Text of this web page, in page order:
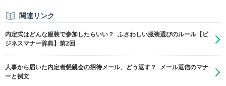
関連リンク
内定式はどんな服装で参加したらいい？ ふさわしい服装選びのルール【ビ
ジネスマナー辞典】第2回
人事から届いた内定者懇親会の招待メール、どう返す？ メール返信のマナ
ーと例文